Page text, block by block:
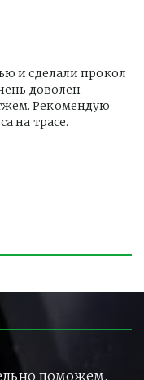
и сделали прокол
доволен
Рекомендую
на трасе.
поможем.